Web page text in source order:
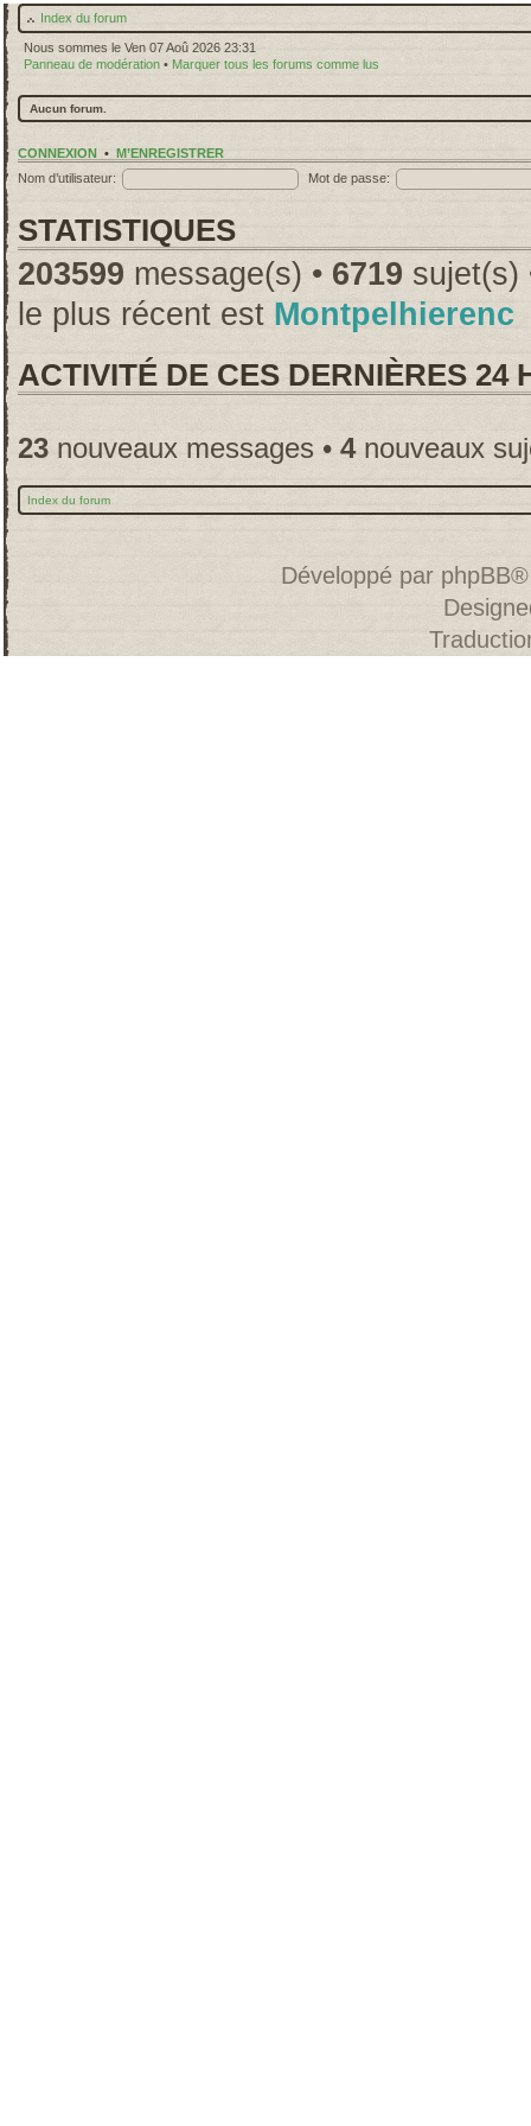
Index du forum
Nous sommes le Ven 07 Aoû 2026 23:31
Panneau de modération • Marquer tous les forums comme lus
Aucun forum.
CONNEXION • M’ENREGISTRER
Nom d’utilisateur:
Mot de passe:
STATISTIQUES
203599 message(s) • 6719 sujet(s)
le plus récent est Montpelhierenc
ACTIVITÉ DE CES DERNIÈRES 24
23 nouveaux messages • 4nouveaux
Index du forum
Développé par phpBB®